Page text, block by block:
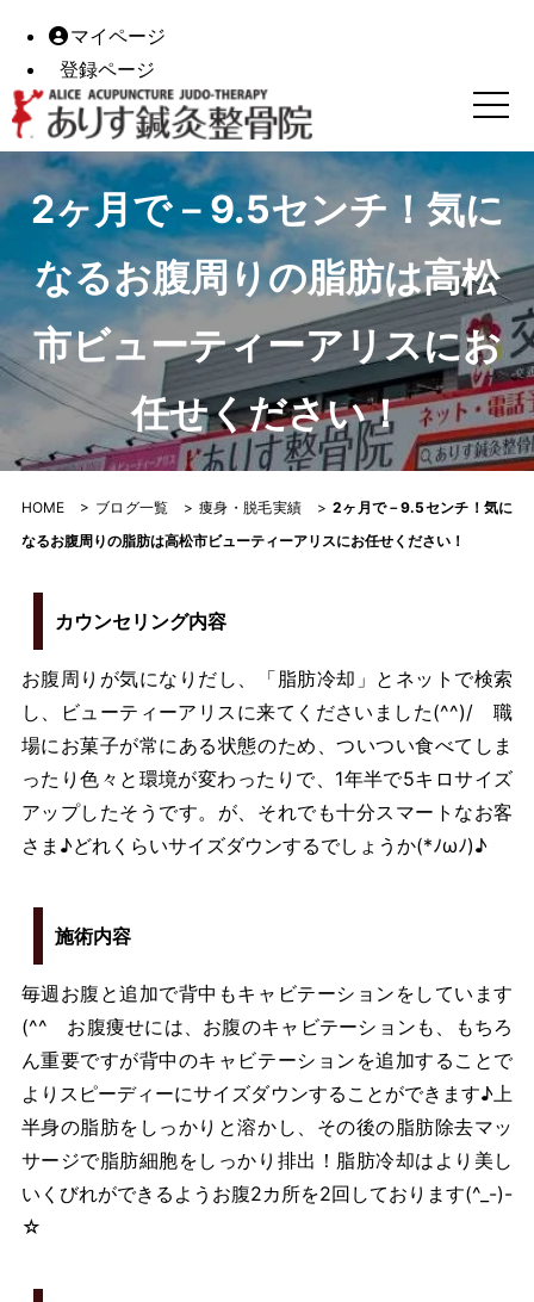
マイページ
登録ページ
2ヶ月で－9.5センチ！気になるお腹周りの脂肪は高松市ビ
2ヶ月で－9.5センチ！気に
なるお腹周りの脂肪は高松
市ビューティーアリスにお
任せください！
HOME> ブログ一覧 > 痩身・脱毛実績 > 2ヶ月で－9.5センチ！気に
なるお腹周りの脂肪は高松市ビューティーアリスにお任せください！
カウンセリング内容
お腹周りが気になりだし、「脂肪冷却」とネットで検索
し、ビューティーアリスに来てくださいました(^^)/ 職
場にお菓子が常にある状態のため、ついつい食べてしま
ったり色々と環境が変わったりで、1年半で5キロサイズ
アップしたそうです。が、それでも十分スマートなお客
さま♪どれくらいサイズダウンするでしょうか(*ﾉωﾉ)♪
施術内容
毎週お腹と追加で背中もキャビテーションをしています
(^^ゞお腹痩せには、お腹のキャビテーションも、もちろ
ん重要ですが背中のキャビテーションを追加することで
よりスピーディーにサイズダウンすることができます♪上
半身の脂肪をしっかりと溶かし、その後の脂肪除去マッ
サージで脂肪細胞をしっかり排出！脂肪冷却はより美し
いくびれができるようお腹2カ所を2回しております(^_-)-
☆